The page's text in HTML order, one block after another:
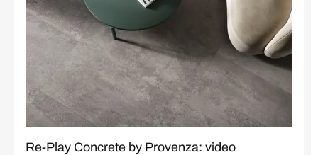
Re-Play Concrete by Provenza: video